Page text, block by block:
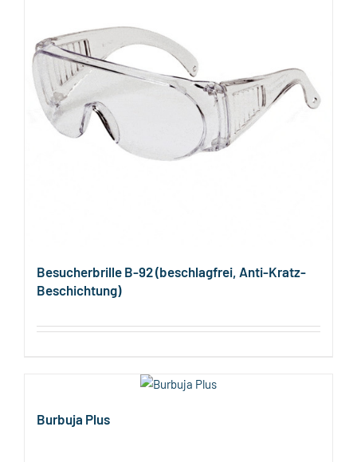
Besucherbrille B-92 (beschlagfrei, Anti-Kratz-
Beschichtung)
Burbuja Plus